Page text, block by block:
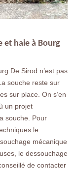
et haie à Bourg
De Sirod n’est pas
souche reste sur
sur place. On s’en
un projet
souche. Pour
le
mécanique
le dessouchage
de contacter